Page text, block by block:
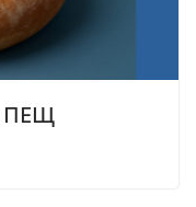
ПЕЩ